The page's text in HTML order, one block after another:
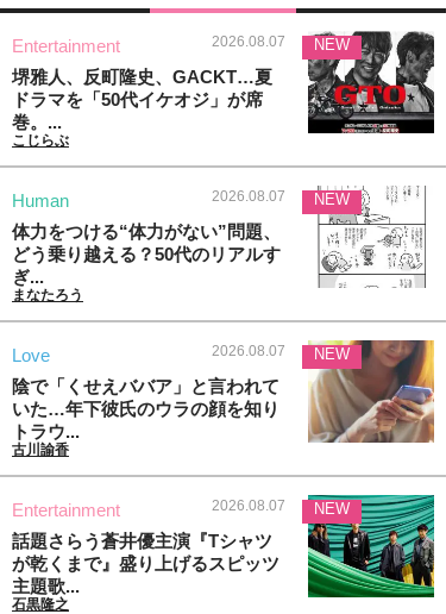
Entertainment 2026.08.07
堺雅人、反町隆史、GACKT…夏
ドラマを「50代イケオジ」が席
巻。...
こじらぶ
NEW
Human 2026.08.07
体力をつける“体力がない”問題、
どう乗り越える？50代のリアルす
ぎ...
まなたろう
NEW
Love 2026.08.07
陰で「くせえババア」と言われて
いた…年下彼氏のウラの顔を知り
トラウ...
古川諭香
NEW
Entertainment 2026.08.07
話題さらう蒼井優主演『Tシャツ
が乾くまで』盛り上げるスピッツ
主題歌...
石黒隆之
NEW